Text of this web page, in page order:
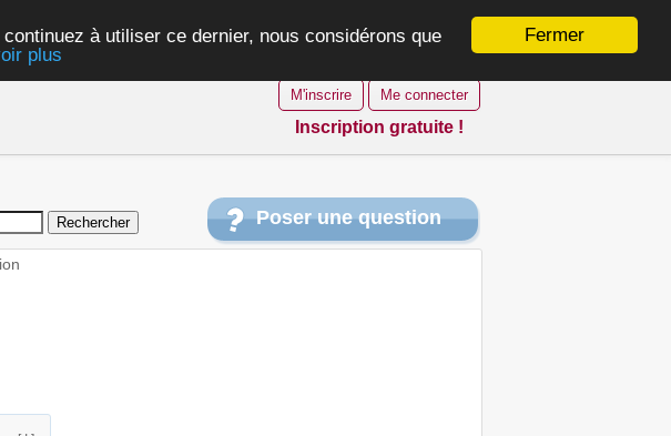
Fermer
à utiliser ce dernier, nous considérons que
plus
M'inscrire Me connecter
Inscription gratuite !
Poser une question